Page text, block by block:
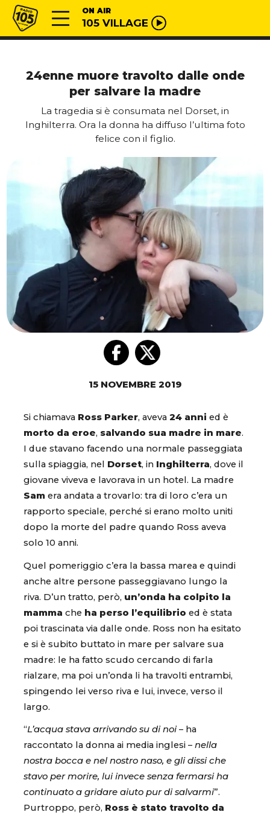
Vai al contenuto
Radio 105 ON AIR
105 VILLAGE
24enne muore travolto dalle onde
per salvare la madre
La tragedia si è consumata nel Dorset, in
Inghilterra. Ora la donna ha diffuso l’ultima foto
felice con il figlio.
15 NOVEMBRE 2019
Si chiamava Ross Parker, aveva 24 anni ed è
morto da eroe, salvando sua madre in mare.
I due stavano facendo una normale passeggiata
sulla spiaggia, nel Dorset, in Inghilterra, dove il
giovane viveva e lavorava in un hotel. La madre
Sam era andata a trovarlo: tra di loro c’era un
rapporto speciale, perché si erano molto uniti
dopo la morte del padre quando Ross aveva
solo 10 anni.
Quel pomeriggio c’era la bassa marea e quindi
anche altre persone passeggiavano lungo la
riva. D’un tratto, però, un’onda ha colpito la
mamma che ha perso l’equilibrio ed è stata
poi trascinata via dalle onde. Ross non ha esitato
e si è subito buttato in mare per salvare sua
madre: le ha fatto scudo cercando di farla
rialzare, ma poi un’onda li ha travolti entrambi,
spingendo lei verso riva e lui, invece, verso il
largo.
“L’acqua stava arrivando su di noi– ha
raccontato la donna ai media inglesi – nella
nostra bocca e nel nostro naso, e gli dissi che
stavo per morire, lui invece senza fermarsi ha
continuato a gridare aiuto pur di salvarmi”.
Purtroppo, però, Ross è stato travolto da